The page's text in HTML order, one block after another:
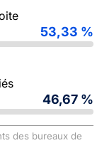
53,33 %
46,67 %
des bureaux de